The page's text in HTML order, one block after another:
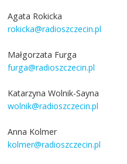
Agata Rokicka
rokicka@radioszczecin.pl
Małgorzata Furga
furga@radioszczecin.pl
Katarzyna Wolnik-Sayna
wolnik@radioszczecin.pl
Anna Kolmer
kolmer@radioszczecin.pl